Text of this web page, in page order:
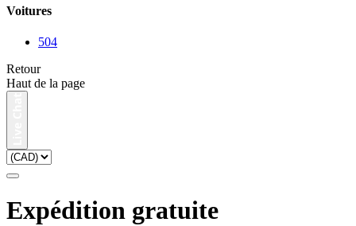
Voitures
504
Retour
Haut de la page
Expédition gratuite